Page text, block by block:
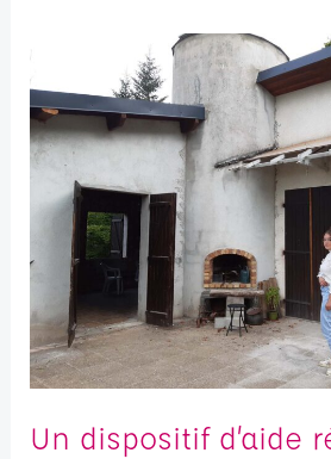
Un dispositif d’aide
dispositif
d’aide
réactif
pour
notre
rénovation